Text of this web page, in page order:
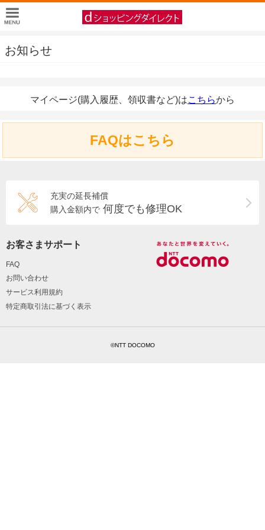
お知らせ
マイページ(購入履歴、領収書など)はこちらから
FAQはこちら
充実の延長補償
購入金額内で 何度でも修理OK
お客さまサポート
FAQ
お問い合わせ
サービス利用規約
特定商取引法に基づく表示
©NTT DOCOMO